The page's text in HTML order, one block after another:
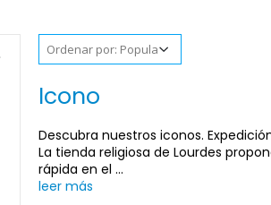
Icono
Descubra nuestros iconos.
La tienda religiosa de Lourdes
rápida en el ...
leer más